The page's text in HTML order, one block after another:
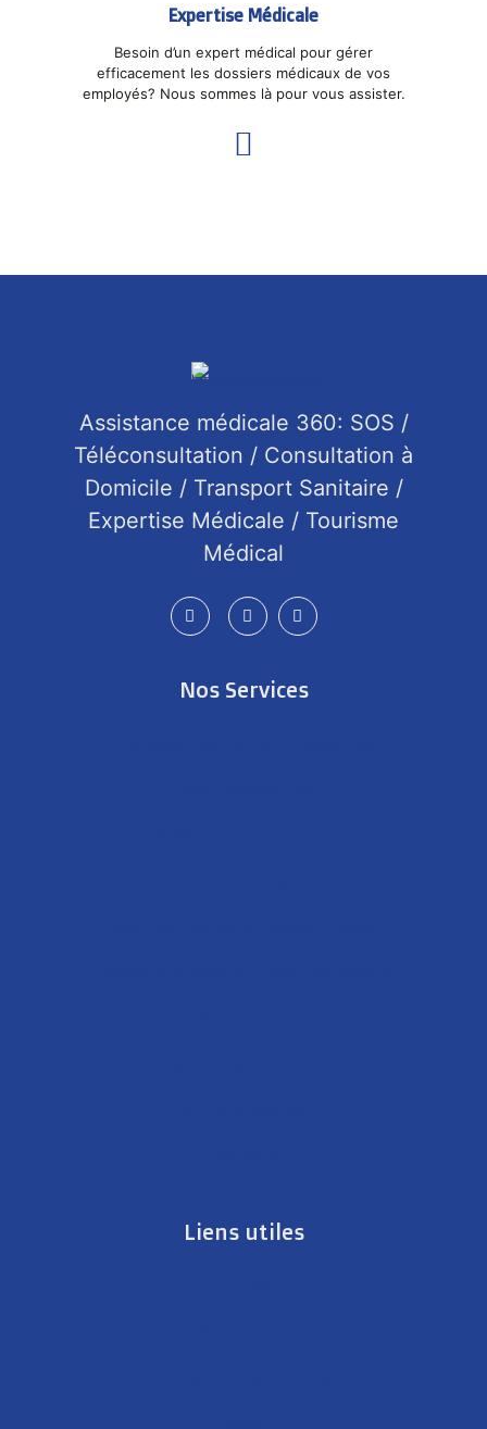
Expertise Médicale
Besoin d’un expert médical pour gérer
efficacement les dossiers médicaux de vos
employés? Nous sommes là pour vous assister.
Assistance médicale 360: SOS /
Téléconsultation / Consultation à
Domicile / Transport Sanitaire /
Expertise Médicale / Tourisme
Médical
Nos Services
Liens utiles